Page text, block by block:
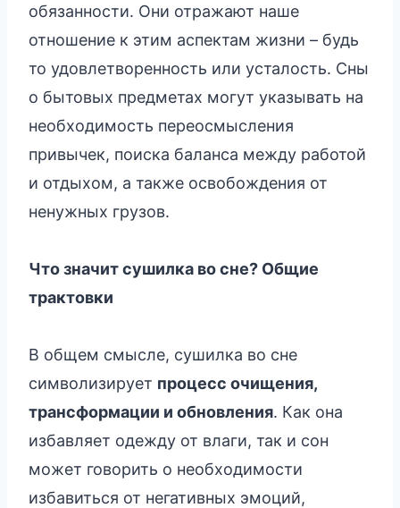
обязанности. Они отражают наше
отношение к этим аспектам жизни – будь
то удовлетворенность или усталость. Сны
о бытовых предметах могут указывать на
необходимость переосмысления
привычек, поиска баланса между работой
и отдыхом, а также освобождения от
ненужных грузов.
Что значит сушилка во сне? Общие
трактовки
В общем смысле, сушилка во сне
символизирует процесс очищения,
трансформации и обновления. Как она
избавляет одежду от влаги, так и сон
может говорить о необходимости
избавиться от негативных эмоций,